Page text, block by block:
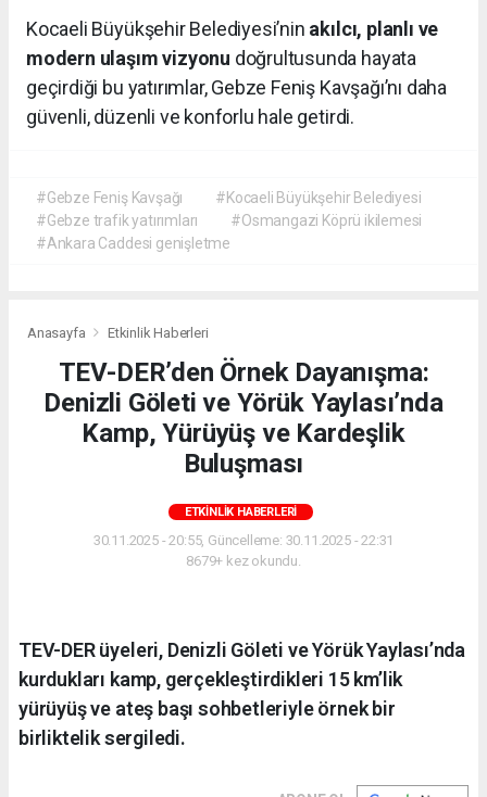
Kocaeli Büyükşehir Belediyesi’nin akılcı, planlı ve
modern ulaşım vizyonu doğrultusunda hayata
geçirdiği bu yatırımlar, Gebze Feniş Kavşağı’nı daha
güvenli, düzenli ve konforlu hale getirdi.
#Gebze Feniş Kavşağı
#Kocaeli Büyükşehir Belediyesi
#Gebze trafik yatırımları
#Osmangazi Köprü ikilemesi
#Ankara Caddesi genişletme
Anasayfa Etkinlik Haberleri
TEV-DER’den Örnek Dayanışma:
Denizli Göleti ve Yörük Yaylası’nda
Kamp, Yürüyüş ve Kardeşlik
Buluşması
ETKINLIK HABERLERI
30.11.2025 - 20:55, Güncelleme: 30.11.2025 - 22:31
8679+ kez okundu.
TEV-DER üyeleri, Denizli Göleti ve Yörük Yaylası’nda
kurdukları kamp, gerçekleştirdikleri 15 km’lik
yürüyüş ve ateş başı sohbetleriyle örnek bir
birliktelik sergiledi.